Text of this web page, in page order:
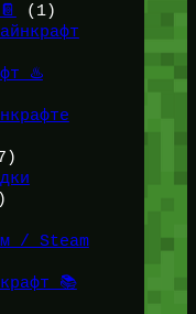
(1)
♨️
/ Steam
📚